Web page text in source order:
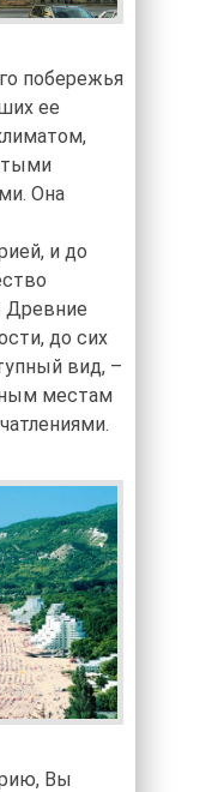
побережья
ее
Она
и до
Древние
до сих
вид, –
местам
Вы